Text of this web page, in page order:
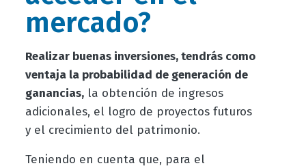
mercado?
Realizar buenas inversiones, tendrás como
ventaja la probabilidad de generación de
ganancias,la obtención de ingresos
adicionales, el logro de proyectos futuros
y el crecimiento del patrimonio.
Teniendo en cuenta que, para el